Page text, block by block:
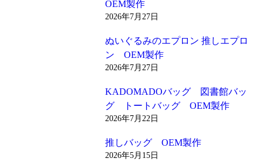
OEM製作
2026年7月27日
ぬいぐるみのエプロン 推しエプロ
ン OEM製作
2026年7月27日
KADOMADOバッグ 図書館バッ
グ トートバッグ OEM製作
2026年7月22日
推しバッグ OEM製作
2026年5月15日